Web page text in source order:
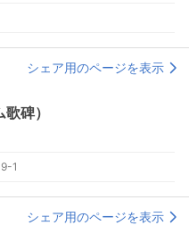
シェア用のページを表示
碑）
1
シェア用のページを表示